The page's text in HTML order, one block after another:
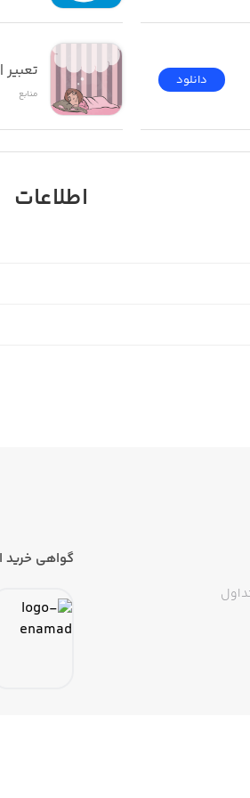
دانلود تعبیر | TabirKhab
منابع
اطلاعات
گواهی خرید